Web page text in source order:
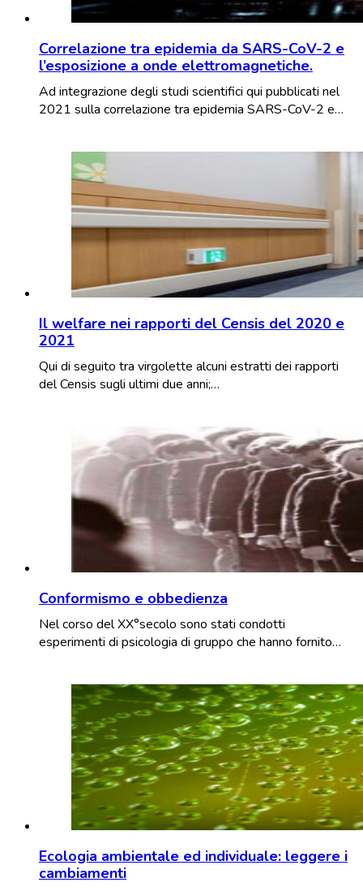
Correlazione tra epidemia da SARS-CoV-2 e
l’esposizione a onde elettromagnetiche.
Ad integrazione degli studi scientifici qui pubblicati nel
2021 sulla correlazione tra epidemia SARS-CoV-2 e…
Il welfare nei rapporti del Censis del 2020 e
2021
Qui di seguito tra virgolette alcuni estratti dei rapporti
del Censis sugli ultimi due anni;…
Conformismo e obbedienza
Nel corso del XX°secolo sono stati condotti
esperimenti di psicologia di gruppo che hanno fornito…
Ecologia ambientale ed individuale: leggere i
cambiamenti